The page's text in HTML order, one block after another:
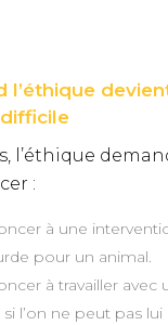
l’éthique
l’éthique
:
à une
pour un animal.
à travailler avec
l’on ne peut pas lui